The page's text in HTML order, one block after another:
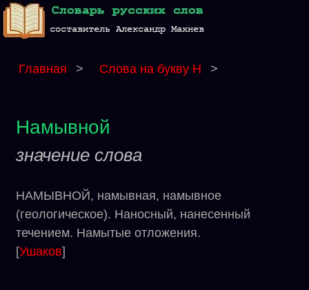
Главная > Слова на букву Н >
Намывной
значение слова
НАМЫВНОЙ, намывная, намывное
(геологическое). Наносный, нанесенный
течением. Намытые отложения.
[Ушаков]